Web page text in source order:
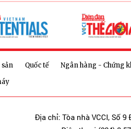
sản Quốc tế Ngân hàng - Chứng
Địa chỉ: Tòa nhà VCCI, Số